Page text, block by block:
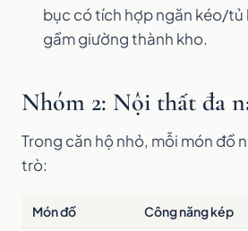
bục có tích hợp ngăn kéo/tủ
gầm giường thành kho.
Nhóm 2: Nội thất đa
Trong căn hộ nhỏ, mỗi món đồ
trò:
Món đồ Công năng kép